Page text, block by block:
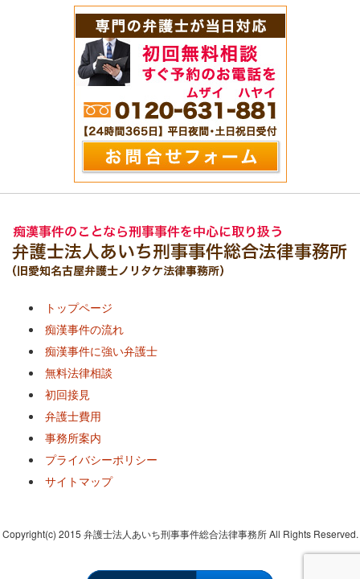
トップページ
痴漢事件の流れ
痴漢事件に強い弁護士
無料法律相談
初回接見
弁護士費用
事務所案内
プライバシーポリシー
サイトマップ
Copyright(c) 2015 弁護士法人あいち刑事事件総合法律事務所 All Rights Reserved.